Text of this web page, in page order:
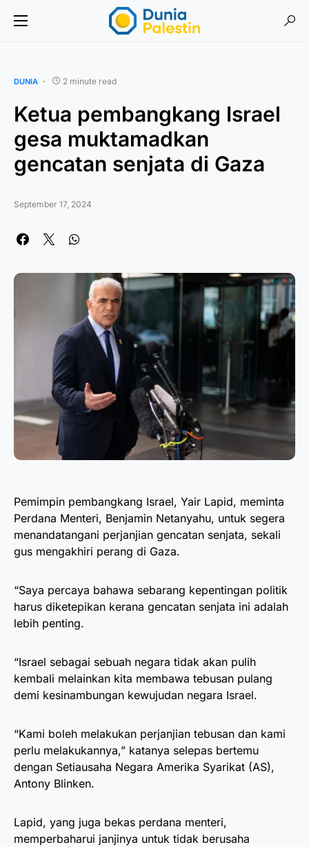
DUNIA 2 minute read
Ketua pembangkang Israel
gesa muktamadkan
gencatan senjata di Gaza
September 17, 2024
Pemimpin pembangkang Israel, Yair Lapid, meminta
Perdana Menteri, Benjamin Netanyahu, untuk segera
menandatangani perjanjian gencatan senjata, sekali
gus mengakhiri perang di Gaza.
“Saya percaya bahawa sebarang kepentingan politik
harus diketepikan kerana gencatan senjata ini adalah
lebih penting.
“Israel sebagai sebuah negara tidak akan pulih
kembali melainkan kita membawa tebusan pulang
demi kesinambungan kewujudan negara Israel.
“Kami boleh melakukan perjanjian tebusan dan kami
perlu melakukannya,” katanya selepas bertemu
dengan Setiausaha Negara Amerika Syarikat (AS),
Antony Blinken.
Lapid, yang juga bekas perdana menteri,
memperbaharui janjinya untuk tidak berusaha